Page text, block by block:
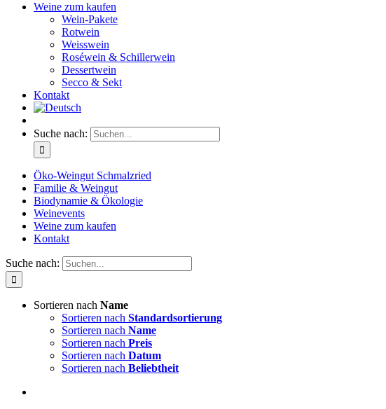
Weine zum kaufen
Wein-Pakete
Rotwein
Weisswein
Roséwein & Schillerwein
Dessertwein
Secco & Sekt
Kontakt
Suche nach:
Öko-Weingut Schmalzried
Familie & Weingut
Biodynamie & Ökologie
Weinevents
Weine zum kaufen
Kontakt
Suche nach:
Sortieren nach Name
Sortieren nach Standardsortierung
Sortieren nach Name
Sortieren nach Preis
Sortieren nach Datum
Sortieren nach Beliebtheit